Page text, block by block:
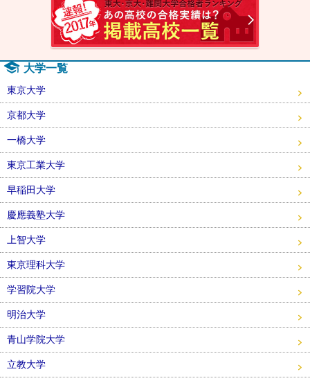
大学一覧
東京大学
京都大学
一橋大学
東京工業大学
早稲田大学
慶應義塾大学
上智大学
東京理科大学
学習院大学
明治大学
青山学院大学
立教大学